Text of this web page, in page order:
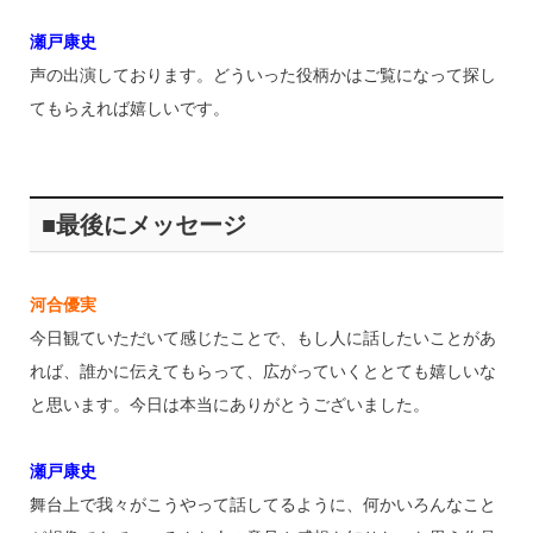
瀬戸康史
声の出演しております。どういった役柄かはご覧になって探し
てもらえれば嬉しいです。
■最後にメッセージ
河合優実
今日観ていただいて感じたことで、もし人に話したいことがあ
れば、誰かに伝えてもらって、広がっていくととても嬉しいな
と思います。今日は本当にありがとうございました。
瀬戸康史
舞台上で我々がこうやって話してるように、何かいろんなこと